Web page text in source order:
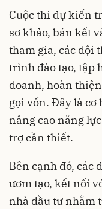
Cuộc thi dự kiến
sơ khảo, bán kết
tham gia, các đội
trình đào tạo, tập
doanh, hoàn
gọi vốn. Đây là
nâng cao năng
trợ cần thiết.
Bên cạnh đó, các
ươm tạo, kết nối
nhà đầu tư nhằm